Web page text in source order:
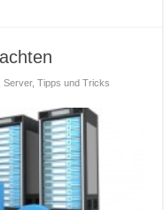
,Server,Tipps und Tricks